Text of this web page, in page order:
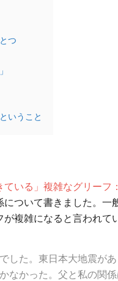
つ
いうこと
ている」複雑なグリーフ
ついて書きました。
複雑になると言われて
した。東日本大地震が
なかった。父と私の関